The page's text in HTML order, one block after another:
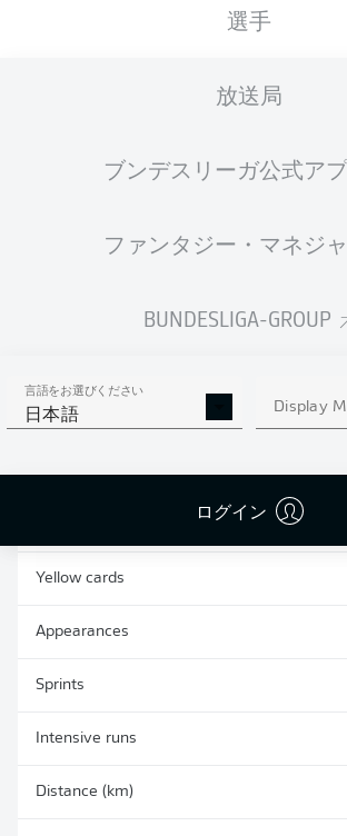
選手
放送局
ブンデスリーガ公式ア
ファンタジー・マネジ
BUNDESLIGA-GROUP
言語をお選びください
日本語 Display
ログイン
2022/2023
統計 シーズン
AERIAL
WON
Yellow cards
Appearances
Sprints
Intensive runs
Distance (km)